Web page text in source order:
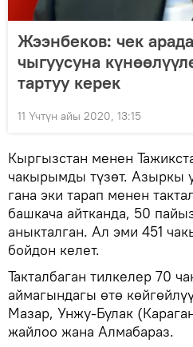
Жээнбеков: чек
чыгуусуна
тартуу керек
11 Үчтүн айы 2020, 13:15
Кыргызстан менен
чакырымды түзөт. Азыркы
гана эки тарап менен
башкача айтканда, 50
аныкталган. Ал эми 451
бойдон келет.
Такталбаган тилкелер 70
аймагындагы өтө
Мазар, Унжу-Булак
жайлоо жана Алмабараз.